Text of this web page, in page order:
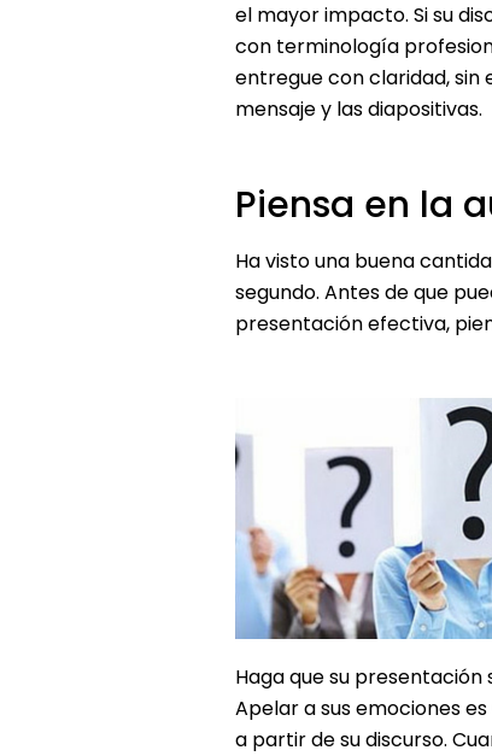
el mayor impacto. Si su
con terminología
entregue con claridad,
mensaje y las diapositivas.
Piensa en la
Ha visto una buena
segundo. Antes de que
presentación efectiva,
Haga que su
Apelar a sus emociones
a partir de su discurso.